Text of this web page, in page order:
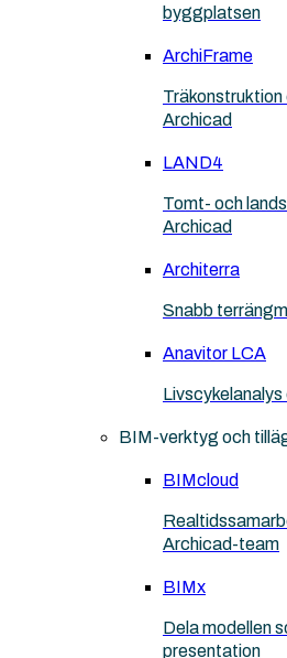
byggplatsen
ArchiFrame
Archicad
LAND4
Tomt- och
Archicad
Architerra
Snabb
Anavitor LCA
Livscykelanalys
BIM-verktyg och
BIMcloud
Archicad-team
BIMx
Dela modellen
presentation